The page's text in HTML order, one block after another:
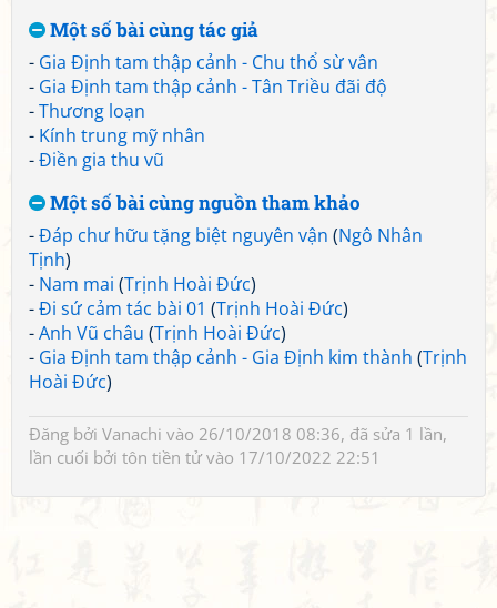
Một số bài cùng tác giả
- Gia Định tam thập cảnh - Chu thổ sừ vân
- Gia Định tam thập cảnh - Tân Triều đãi độ
-Thương loạn
- Kính trung mỹ nhân
-Điền gia thu vũ
Một số bài cùng nguồn tham khảo
-Đáp chư hữu tặng biệt nguyên vận (Ngô Nhân
Tịnh)
- Nam mai (Trịnh Hoài Đức)
-Đi sứ cảm tác bài 01 (Trịnh Hoài Đức)
-Anh Vũ châu (Trịnh Hoài Đức)
- Gia Định tam thập cảnh - Gia Định kim thành (Trịnh
Hoài Đức)
Đăng bởi Vanachi vào 26/10/2018 08:36, đã sửa 1 lần,
lần cuối bởi tôn tiền tửvào 17/10/2022 22:51